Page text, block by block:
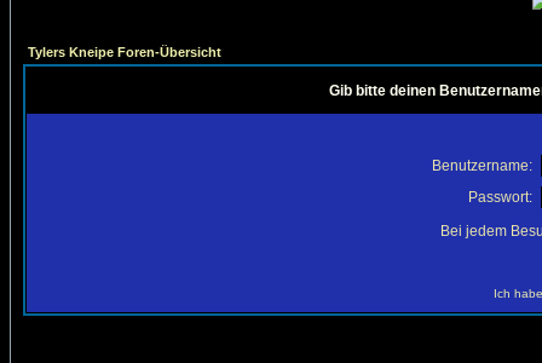
Tylers Kneipe Foren-Übersicht
Gib bitte deinen
Benutzername:
Passwort:
Bei jedem
Ich